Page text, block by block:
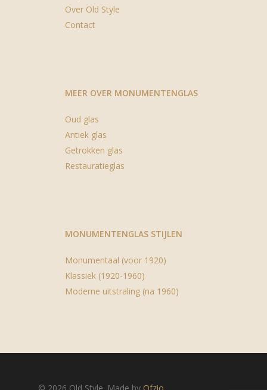
Over Old Style
Contact
MEER OVER MONUMENTENGLAS
Oud glas
Antiek glas
Getrokken glas
Restauratieglas
MONUMENTENGLAS STIJLEN
Monumentaal (voor 1920)
Klassiek (1920-1960)
Moderne uitstraling (na 1960)
© 2026 Old Style. Made by Ofzio